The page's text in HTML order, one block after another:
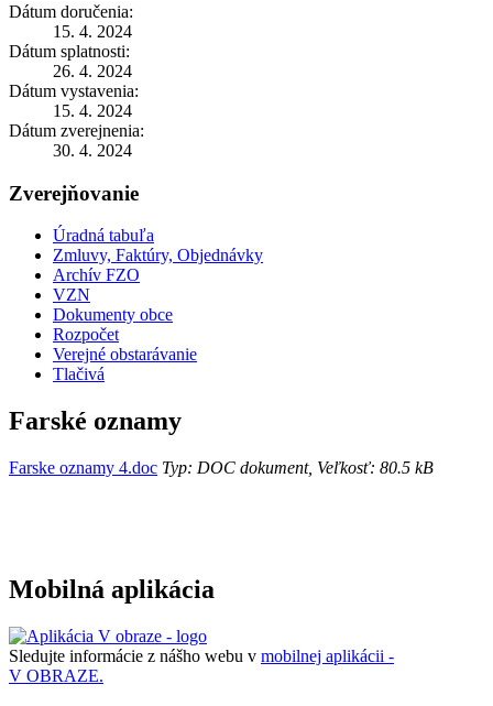
Dátum doručenia:
15. 4. 2024
Dátum splatnosti:
26. 4. 2024
Dátum vystavenia:
15. 4. 2024
Dátum zverejnenia:
30. 4. 2024
Zverejňovanie
Úradná tabuľa
Zmluvy, Faktúry, Objednávky
Archív FZO
VZN
Dokumenty obce
Rozpočet
Verejné obstarávanie
Tlačivá
Farské oznamy
Farske oznamy 4.doc Typ: DOC dokument, Veľkosť: 80.5 kB
Mobilná aplikácia
Sledujte informácie z nášho webu v mobilnej aplikácii -
V OBRAZE.